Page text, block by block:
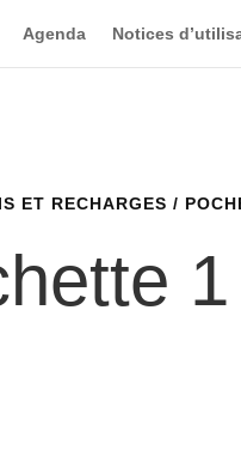
Agenda Notices
ET RECHARGES /